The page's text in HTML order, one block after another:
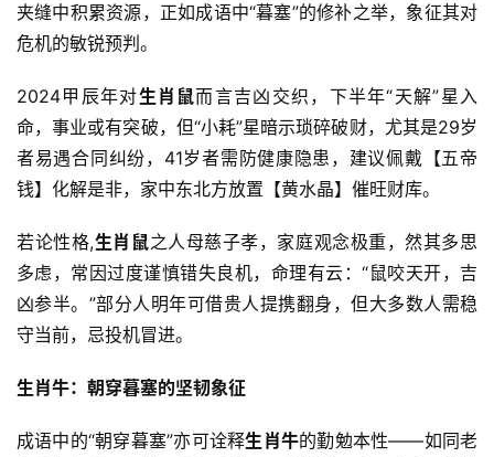
夹缝中积累资源，正如成语中“暮塞”的修补之举，象征其对
危机的敏锐预判。
2024甲辰年对生肖鼠而言吉凶交织，下半年“天解”星入
命，事业或有突破，但“小耗”星暗示琐碎破财，尤其是29岁
者易遇合同纠纷，41岁者需防健康隐患，建议佩戴【五帝
钱】化解是非，家中东北方放置【黄水晶】催旺财库。
若论性格,生肖鼠之人母慈子孝，家庭观念极重，然其多思
多虑，常因过度谨慎错失良机，命理有云：“鼠咬天开，吉
凶参半。”部分人明年可借贵人提携翻身，但大多数人需稳
守当前，忌投机冒进。
生肖牛：朝穿暮塞的坚韧象征
成语中的“朝穿暮塞”亦可诠释生肖牛的勤勉本性——如同老